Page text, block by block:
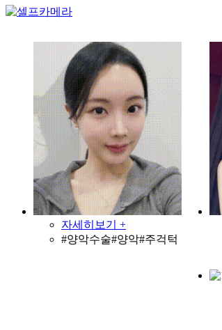
자세히보기 +
#양악수술#양악#주걱턱